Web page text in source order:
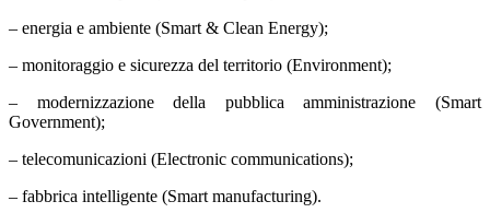
– energia e ambiente (Smart & Clean Energy);
– monitoraggio e sicurezza del territorio (Environment);
– modernizzazione della pubblica amministrazione (Smart
Government);
– telecomunicazioni (Electronic communications);
– fabbrica intelligente (Smart manufacturing).